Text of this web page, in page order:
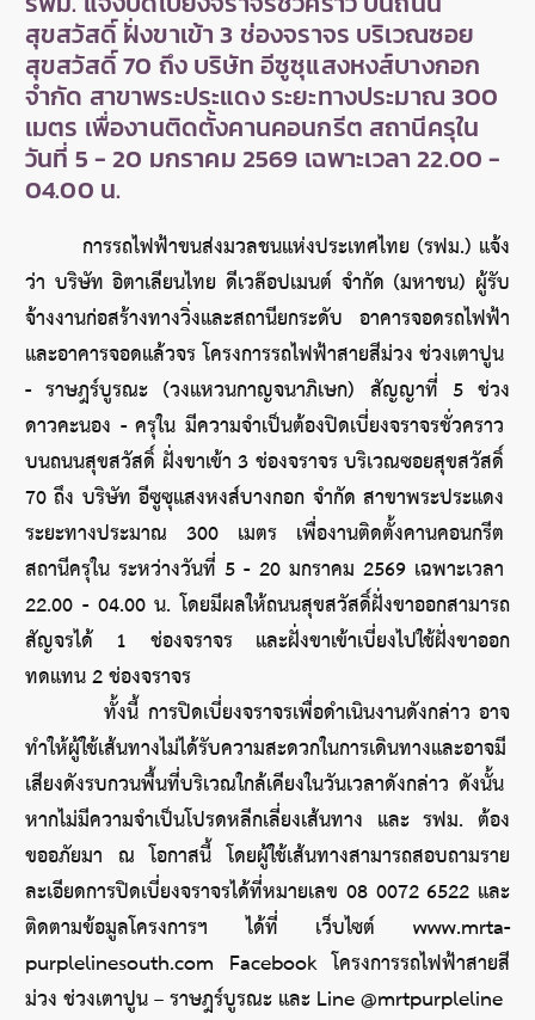
สุขสวัสดิ์ ฝั่งขาเข้า 3 ช่องจราจร บริเวณซอย
สุขสวัสดิ์ 70 ถึง บริษัท อีซูซุแสงหงส์บางกอก
จำกัด สาขาพระประแดง ระยะทางประมาณ 300
เมตร เพื่องานติดตั้งคานคอนกรีต สถานีครุใน
วันที่ 5 - 20 มกราคม 2569 เฉพาะเวลา 22.00 -
04.00 น.
การรถไฟฟ้าขนส่งมวลชนแห่งประเทศไทย (รฟม.) แจ้ง
ว่า บริษัท อิตาเลียนไทย ดีเวล๊อปเมนต์ จำกัด (มหาชน) ผู้รับ
จ้างงานก่อสร้างทางวิ่งและสถานียกระดับ อาคารจอดรถไฟฟ้า
และอาคารจอดแล้วจร โครงการรถไฟฟ้าสายสีม่วง ช่วงเตาปูน
- ราษฎร์บูรณะ (วงแหวนกาญจนาภิเษก) สัญญาที่ 5 ช่วง
ดาวคะนอง - ครุใน มีความจำเป็นต้องปิดเบี่ยงจราจรชั่วคราว
บนถนนสุขสวัสดิ์ ฝั่งขาเข้า 3 ช่องจราจร บริเวณซอยสุขสวัสดิ์
70 ถึง บริษัท อีซูซุแสงหงส์บางกอก จำกัด สาขาพระประแดง
ระยะทางประมาณ 300 เมตร เพื่องานติดตั้งคานคอนกรีต
สถานีครุใน ระหว่างวันที่ 5 - 20 มกราคม 2569 เฉพาะเวลา
22.00 - 04.00 น. โดยมีผลให้ถนนสุขสวัสดิ์ฝั่งขาออกสามารถ
สัญจรได้ 1 ช่องจราจร และฝั่งขาเข้าเบี่ยงไปใช้ฝั่งขาออก
ทดแทน 2 ช่องจราจร
         ทั้งนี้ การปิดเบี่ยงจราจรเพื่อดำเนินงานดังกล่าว อาจ
ทำให้ผู้ใช้เส้นทางไม่ได้รับความสะดวกในการเดินทางและอาจมี
เสียงดังรบกวนพื้นที่บริเวณใกล้เคียงในวันเวลาดังกล่าว ดังนั้น
หากไม่มีความจำเป็นโปรดหลีกเลี่ยงเส้นทาง และ รฟม. ต้อง
ขออภัยมา ณ โอกาสนี้ โดยผู้ใช้เส้นทางสามารถสอบถามราย
ละเอียดการปิดเบี่ยงจราจรได้ที่หมายเลข 08 0072 6522 และ
ติดตามข้อมูลโครงการฯ ได้ที่ เว็บไซต์ www.mrta-
purplelinesouth.com Facebook โครงการรถไฟฟ้าสายสี
ม่วง ช่วงเตาปูน – ราษฎร์บูรณะ และ Line @mrtpurpleline